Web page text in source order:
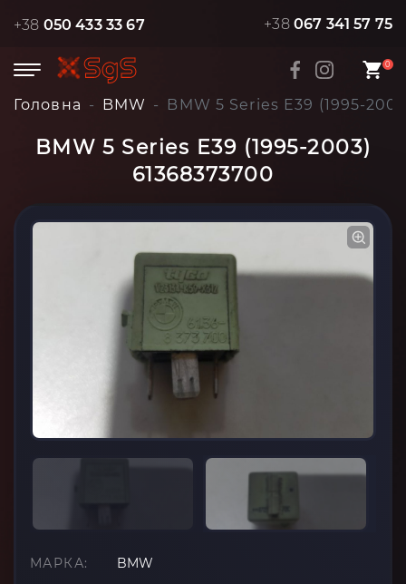
+38 050 433 33 67 +38 067 341 57 75
0
Головна BMW BMW 5 Series E39 (1995-
BMW 5 Series E39 (1995-2003)
61368373700
МАРКА:
BMW